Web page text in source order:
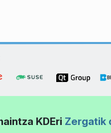
KDEri Zergatik